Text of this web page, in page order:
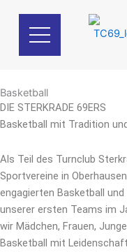
springen
Basketball
DIE STERKRADE 69ERS
Basketball mit Tradition
Als Teil des Turnclub
Sportvereine in
engagierten Basketball
unserer ersten Teams im
wir Mädchen, Frauen,
Basketball mit